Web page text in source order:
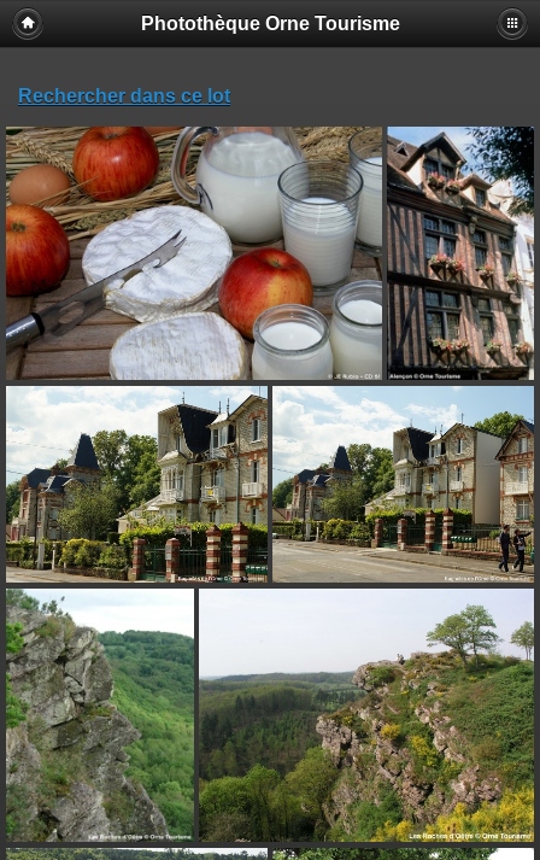
Photothèque Orne Tourisme
Rechercher dans ce lot